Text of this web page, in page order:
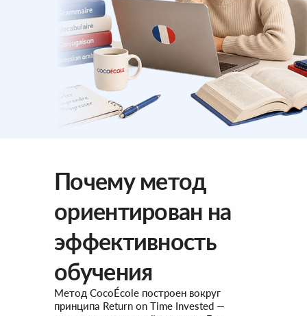
Почему метод
ориентирован на
эффективность
обучения
Метод CocoÉcole построен вокруг
принципа Return on Time Invested —